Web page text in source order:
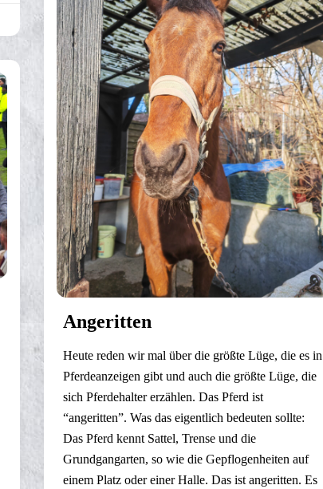
Angeritten
Heute reden wir mal über die größte Lüge, die es in
Pferdeanzeigen gibt und auch die größte Lüge, die
sich Pferdehalter erzählen. Das Pferd ist
“angeritten”. Was das eigentlich bedeuten sollte:
Das Pferd kennt Sattel, Trense und die
Grundgangarten, so wie die Gepflogenheiten auf
einem Platz oder einer Halle. Das ist angeritten. Es